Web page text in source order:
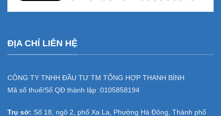
ĐỊA CHỈ LIÊN HỆ
CÔNG TY TNHH ĐẦU TƯ TM TỔNG HỢP THANH BÌNH
Mã số thuế/Số QĐ thành lập :0105858194
Trụ sở: Số 18, ngõ 2, phố Xa La, Phường Hà Đông, Thành phố